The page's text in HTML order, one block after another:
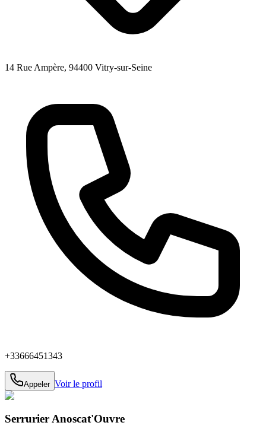
14 Rue Ampère, 94400 Vitry-sur-Seine
+33666451343
Appeler Voir le profil
Serrurier Anoscat'Ouvre